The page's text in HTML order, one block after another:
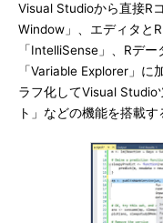
Visual Studioから直接R
Window」、エディタと
「IntelliSense」、Rデ
「Variable Explorer」
ラフ化してVisual Studio
ト」などの機能を搭載す